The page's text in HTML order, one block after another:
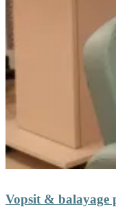
Vopsit &